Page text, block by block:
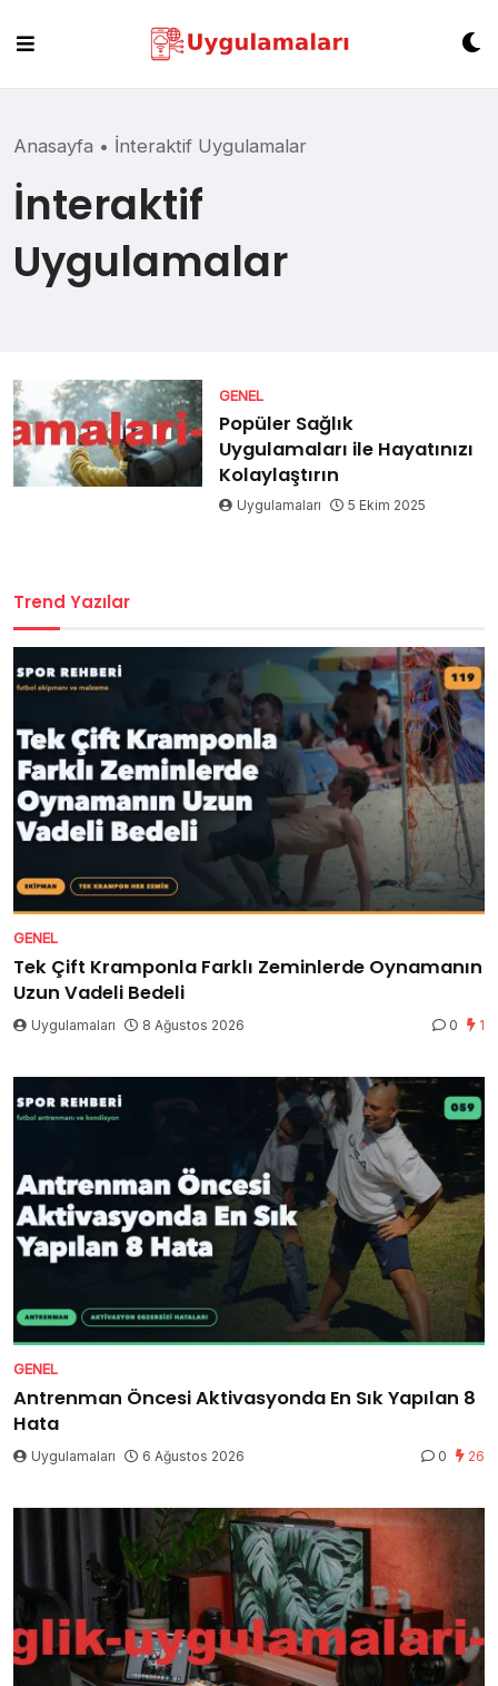
content
Anasayfa • İnteraktif Uygulamalar
İnteraktif
Uygulamalar
GENEL
Popüler Sağlık
Uygulamaları ile Hayatınızı
Kolaylaştırın
Uygulamaları 5 Ekim 2025
Trend Yazılar
GENEL
Tek Çift Kramponla Farklı Zeminlerde Oynamanın
Uzun Vadeli Bedeli
Uygulamaları 8 Ağustos 2026 0 1
GENEL
Antrenman Öncesi Aktivasyonda En Sık Yapılan 8
Hata
Uygulamaları 6 Ağustos 2026 0 26